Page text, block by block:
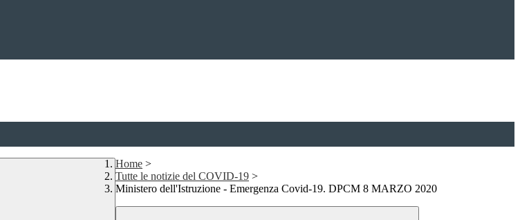
Home >
Tutte le notizie del COVID-19 >
Ministero dell'Istruzione - Emergenza Covid-19. DPCM 8 MARZO 2020